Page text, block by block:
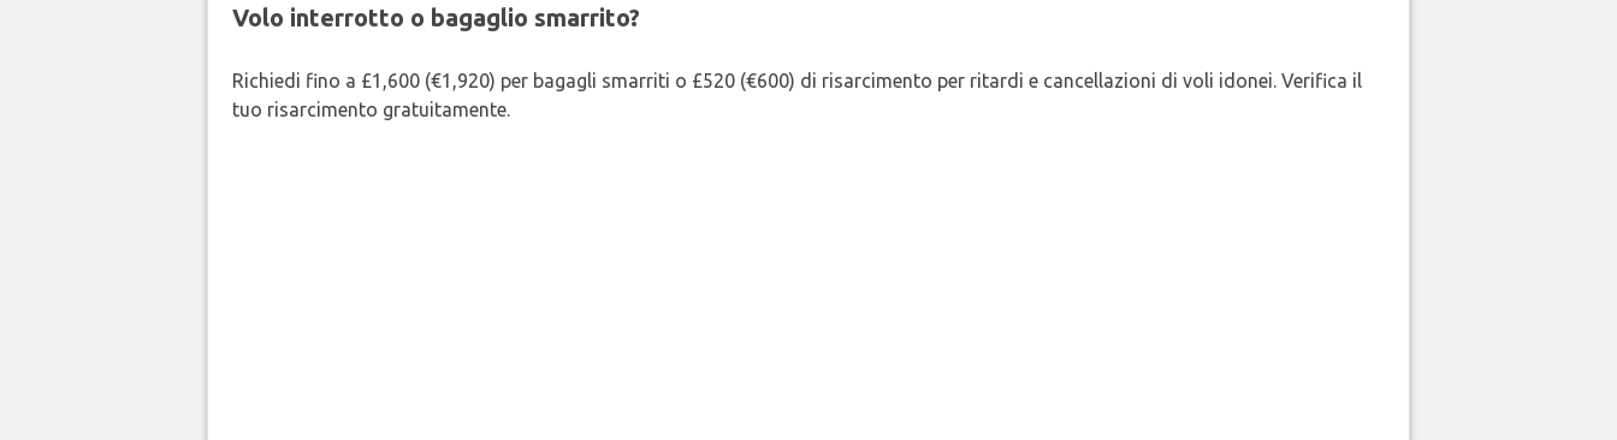
Volo interrotto o bagaglio smarrito?
Richiedi fino a £1,600 (€1,920) per bagagli smarriti o £520 (€600) di risarcimento per ritardi e cancellazioni di voli idonei. Verifica il
tuo risarcimento gratuitamente.